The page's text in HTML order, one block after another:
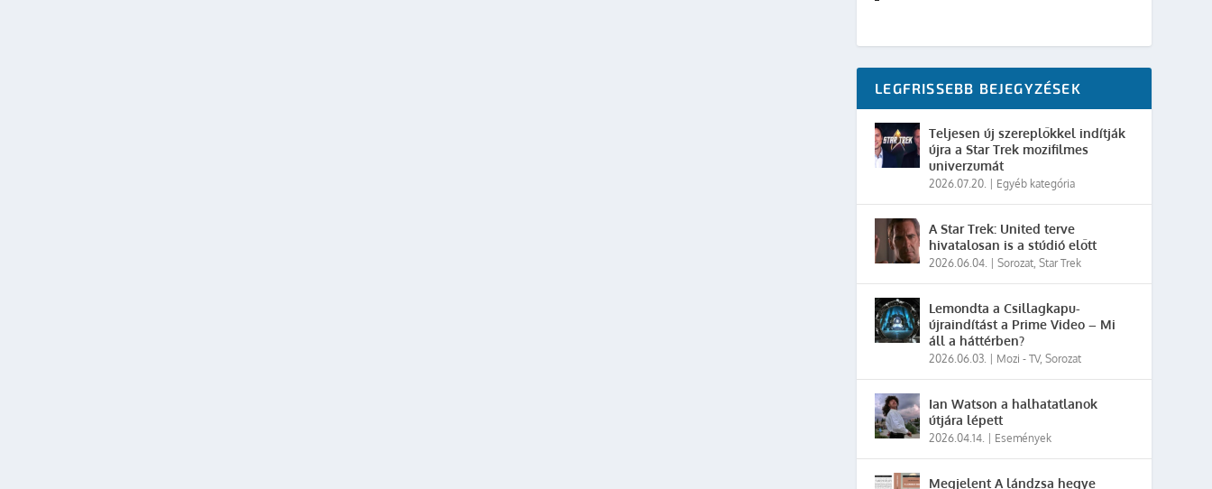
LEGFRISSEBB BEJEGYZÉSEK
Teljesen új szereplőkkel indítják
újra a Star Trek mozifilmes
univerzumát
2026.07.20. Egyéb kategória
A Star Trek: United terve
hivatalosan is a stúdió előtt
2026.06.04. |Sorozat,Star Trek
Lemondta a Csillagkapu-
újraindítást a Prime Video – Mi
áll a háttérben?
2026.06.03. Mozi - TV,Sorozat
Ian Watson a halhatatlanok
útjára lépett
2026.04.14. Események
Megjelent A lándzsa hegye